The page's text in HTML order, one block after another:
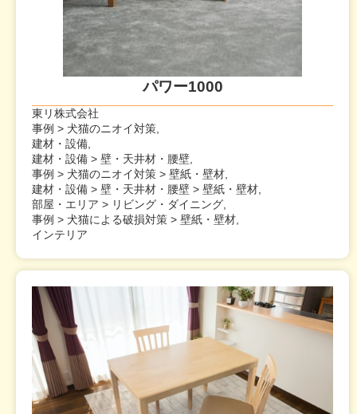
パワー1000
東リ株式会社
事例 > 犬猫のニオイ対策,
建材・設備,
建材・設備 > 壁・天井材・腰壁,
事例 > 犬猫のニオイ対策 > 壁紙・壁材,
建材・設備 > 壁・天井材・腰壁 > 壁紙・壁材,
部屋・エリア > リビング・ダイニング,
事例 > 犬猫による破損対策 > 壁紙・壁材,
インテリア